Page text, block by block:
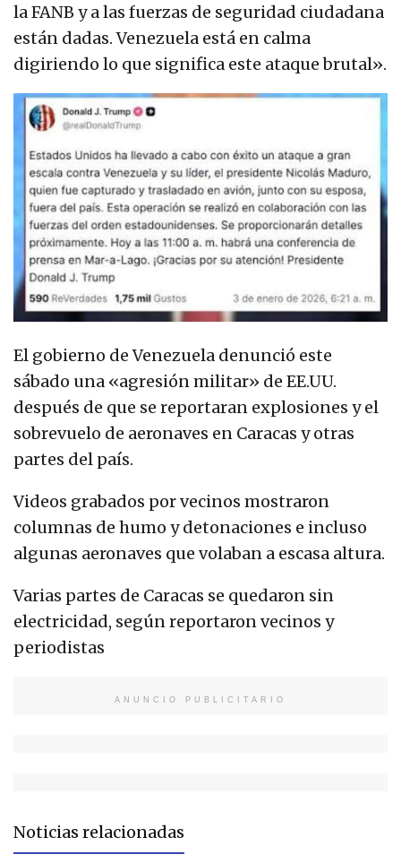
la FANB y a las fuerzas de seguridad ciudadana
están dadas. Venezuela está en calma
digiriendo lo que significa este ataque brutal».
El gobierno de Venezuela denunció este
sábado una «agresión militar» de EE.UU.
después de que se reportaran explosiones y el
sobrevuelo de aeronaves en Caracas y otras
partes del país.
Videos grabados por vecinos mostraron
columnas de humo y detonaciones e incluso
algunas aeronaves que volaban a escasa altura.
Varias partes de Caracas se quedaron sin
electricidad, según reportaron vecinos y
periodistas
ANUNCIO PUBLICITARIO
Noticias relacionadas